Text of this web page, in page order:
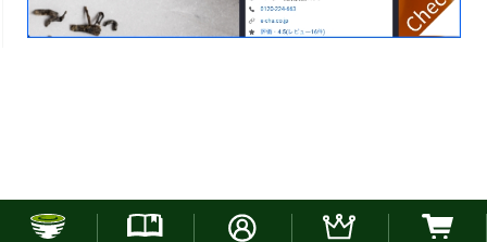
お電話でのご注文はこちら